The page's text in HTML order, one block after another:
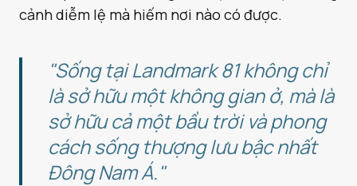
cảnh diễm lệ mà hiếm nơi nào có được.
"Sống tại Landmark 81 không chỉ
là sở hữu một không gian ở, mà là
sở hữu cả một bầu trời và phong
cách sống thượng lưu bậc nhất
Đông Nam Á."